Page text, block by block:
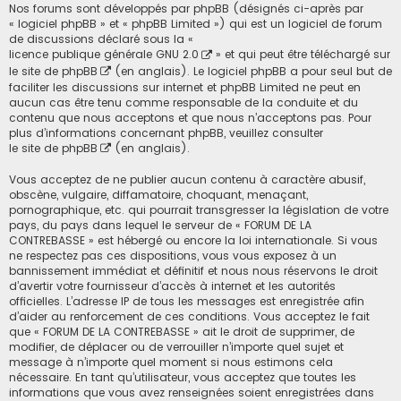
Nos forums sont développés par phpBB (désignés ci-après par
« logiciel phpBB » et « phpBB Limited ») qui est un logiciel de forum
de discussions déclaré sous la «
licence publique générale GNU 2.0
» et qui peut être téléchargé sur
le site de phpBB
(en anglais). Le logiciel phpBB a pour seul but de
faciliter les discussions sur internet et phpBB Limited ne peut en
aucun cas être tenu comme responsable de la conduite et du
contenu que nous acceptons et que nous n’acceptons pas. Pour
plus d’informations concernant phpBB, veuillez consulter
le site de phpBB
(en anglais).
Vous acceptez de ne publier aucun contenu à caractère abusif,
obscène, vulgaire, diffamatoire, choquant, menaçant,
pornographique, etc. qui pourrait transgresser la législation de votre
pays, du pays dans lequel le serveur de « FORUM DE LA
CONTREBASSE » est hébergé ou encore la loi internationale. Si vous
ne respectez pas ces dispositions, vous vous exposez à un
bannissement immédiat et définitif et nous nous réservons le droit
d’avertir votre fournisseur d’accès à internet et les autorités
officielles. L’adresse IP de tous les messages est enregistrée afin
d’aider au renforcement de ces conditions. Vous acceptez le fait
que « FORUM DE LA CONTREBASSE » ait le droit de supprimer, de
modifier, de déplacer ou de verrouiller n’importe quel sujet et
message à n’importe quel moment si nous estimons cela
nécessaire. En tant qu’utilisateur, vous acceptez que toutes les
informations que vous avez renseignées soient enregistrées dans